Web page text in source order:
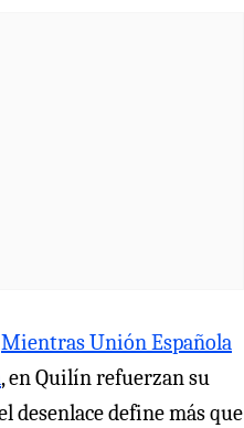
Mientras Unión Española
, en Quilín refuerzan su
desenlace define más que